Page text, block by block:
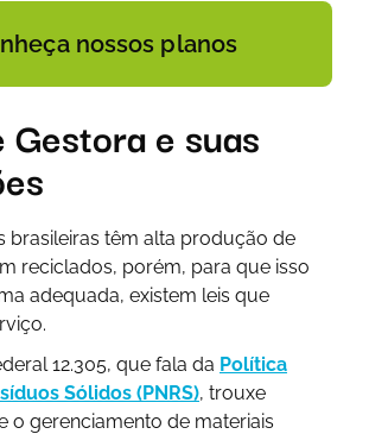
nossos planos
Gestora e suas
brasileiras têm alta produção de
reciclados, porém, para que isso
adequada, existem leis que
12.305, que fala da Política
Sólidos (PNRS), trouxe
o gerenciamento de materiais